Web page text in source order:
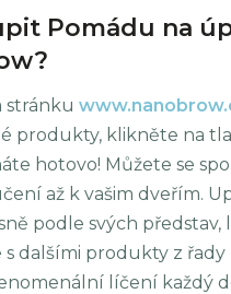
Pomádu na
stránku
produkty, klikněte na
hotovo! Můžete se
až k vašim dveřím.
podle svých představ,
dalšími produkty z řady
líčení každý